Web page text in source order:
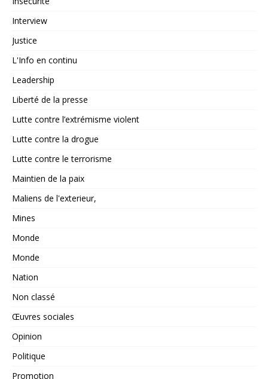
Interview
Justice
L'Info en continu
Leadership
Liberté de la presse
Lutte contre l’extrémisme violent
Lutte contre la drogue
Lutte contre le terrorisme
Maintien de la paix
Maliens de l'exterieur,
Mines
Monde
Monde
Nation
Non classé
Œuvres sociales
Opinion
Politique
Promotion